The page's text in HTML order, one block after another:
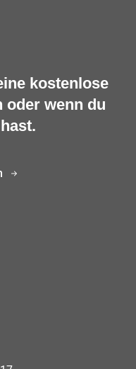
kostenlose
oder wenn du